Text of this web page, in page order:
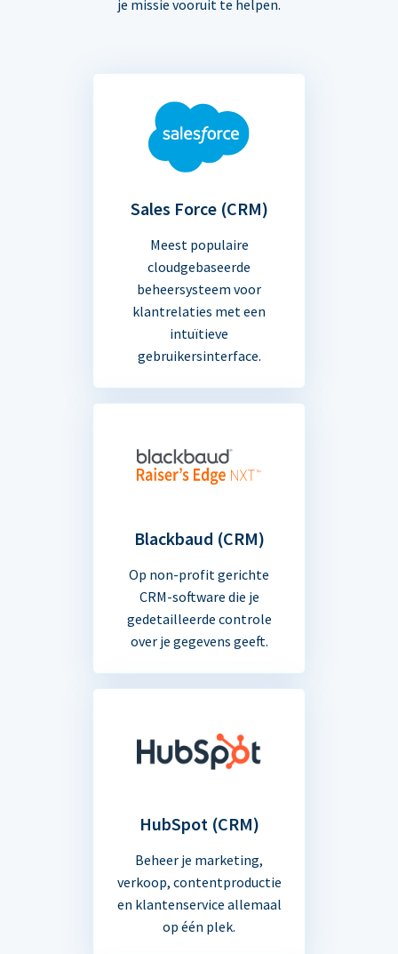
je missie vooruit te helpen.
Sales Force (CRM)
Meest populaire
cloudgebaseerde
beheersysteem voor
klantrelaties met een
intuïtieve
gebruikersinterface.
Blackbaud (CRM)
Op non-profit gerichte
CRM-software die je
gedetailleerde controle
over je gegevens geeft.
HubSpot (CRM)
Beheer je marketing,
verkoop, contentproductie
en klantenservice allemaal
op één plek.